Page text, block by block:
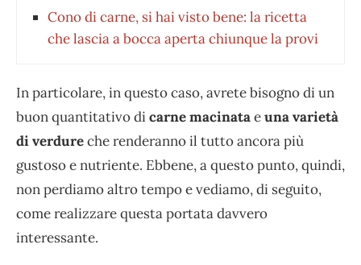
Cono di carne, si hai visto bene: la ricetta
che lascia a bocca aperta chiunque la provi
In particolare, in questo caso, avrete bisogno di un
buon quantitativo dicarne macinataeuna varietà
di verdureche renderanno il tutto ancora più
gustoso e nutriente. Ebbene, a questo punto, quindi,
non perdiamo altro tempo e vediamo, di seguito,
come realizzare questa portata davvero
interessante.